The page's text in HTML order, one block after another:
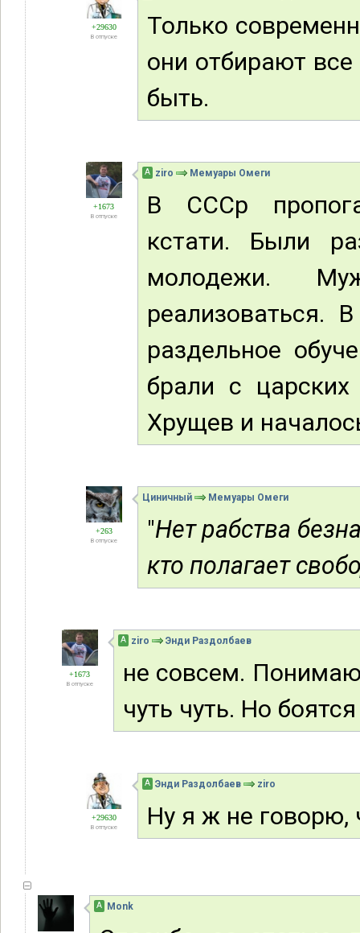
+29630
В отпуске
Только
они отбирают
быть.
+1673
В отпуске
А ziro Мемуары Омеги
В СССр
кстати. Были
молодежи.
реализоваться.
раздельное
брали с
Хрущев и
+263
В отпуске
Циничный Мемуары Омеги
"Нет рабства
кто полагает
+1673
В отпуске
А ziro Энди Раздолбаев
не совсем.
чуть чуть. Но
+29630
В отпуске
А Энди Раздолбаев ziro
Ну я ж не говорю,
А Monk